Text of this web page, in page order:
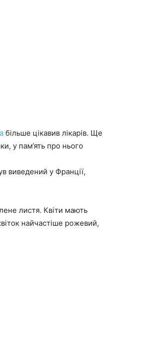
більше цікавив лікарів. Ще
у пам’ять про нього
виведений у Франції,
листя. Квіти мають
найчастіше рожевий,